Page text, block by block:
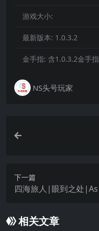
游戏大小:
最新版本: 1.0.3.2
金手指: 含1.0.3.2金手指
NS头号玩家
下一篇
四海旅人|眼到之处|As
相关文章